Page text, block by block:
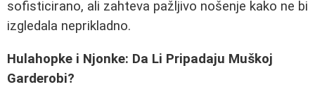
sofisticirano, ali zahteva pažljivo nošenje kako ne bi
izgledala neprikladno.
Hulahopke i Njonke: Da Li Pripadaju Muškoj
Garderobi?